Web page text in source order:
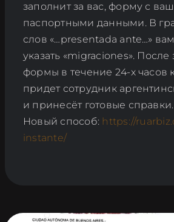
заполнит за вас, форму с
паспортными данными. В
слов «…presentada ante…»
указать «migraciones».
формы в течение 24-х часов
придет сотрудник
и принесёт готовые справки.
Новый способ: https://
instante/